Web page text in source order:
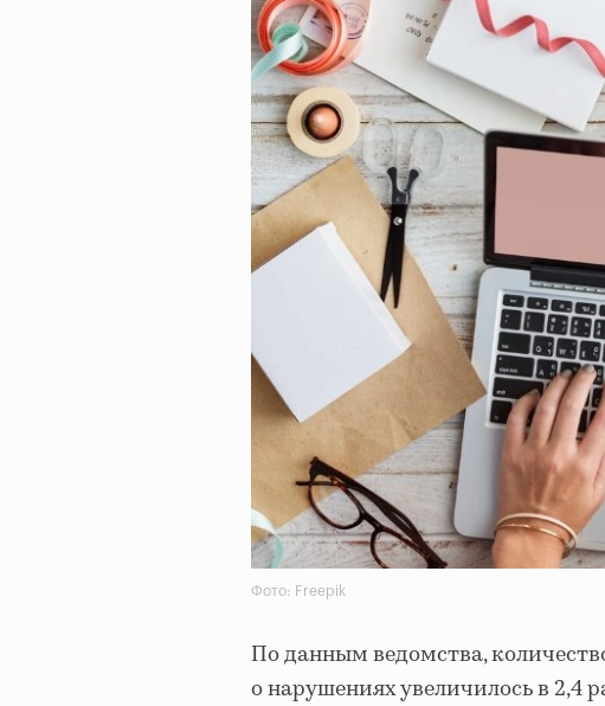
Фото: Freepik
По данным ведомства,
о нарушениях увеличилось в 2,4